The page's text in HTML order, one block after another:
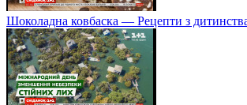
Шоколадна ковбаска — Рецепти з